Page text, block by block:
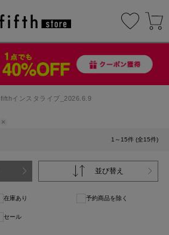
fifthインスタライブ_2026.6.9
1～15件 (全15件)
並び替え
在庫あり 予約商品を除く
セール